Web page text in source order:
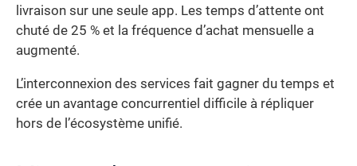
livraison sur une seule app. Les temps d’attente ont
chuté de 25 % et la fréquence d’achat mensuelle a
augmenté.
L’interconnexion des services fait gagner du temps et
crée un avantage concurrentiel difficile à répliquer
hors de l’écosystème unifié.